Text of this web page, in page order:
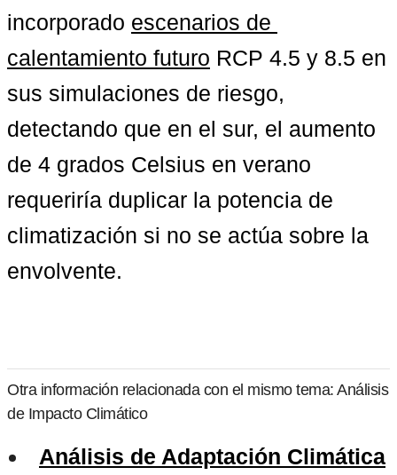
incorporado escenarios de
calentamiento futuro RCP 4.5 y 8.5 en
sus simulaciones de riesgo,
detectando que en el sur, el aumento
de 4 grados Celsius en verano
requeriría duplicar la potencia de
climatización si no se actúa sobre la
envolvente.
Otra información relacionada con el mismo tema: Análisis
de Impacto Climático
Análisis de Adaptación Climática